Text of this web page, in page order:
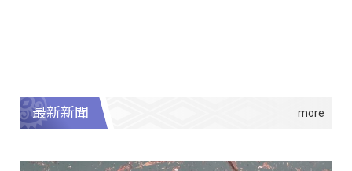
最新新聞